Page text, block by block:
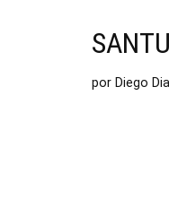
por Diego